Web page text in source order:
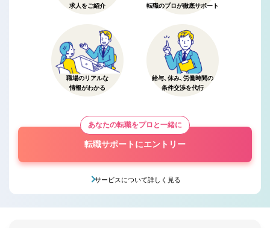
求人をご紹介
転職のプロが徹底サポート
職場のリアルな
情報がわかる
給与、休み、労働時間の
条件交渉を代行
あなたの転職をプロと一緒に
転職サポートにエントリー
サービスについて詳しく見る